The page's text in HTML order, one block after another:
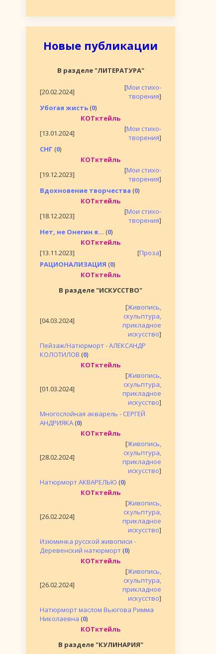
Новые публикации
В разделе "ЛИТЕРАТУРА"
[20.02.2024] [Мои стихо-
творения]
Убогая жисть (0)
КОТктейль
[13.01.2024]
[Мои стихо-
творения]
СНГ (0)
КОТктейль
[19.12.2023]
[Мои стихо-
творения]
Вдохновение творчества (0)
КОТктейль
[18.12.2023]
[Мои стихо-
творения]
Нет, не Онегин я... (0)
КОТктейль
[13.11.2023]
[Проза]
РАЦИОНАЛИЗАЦИЯ (0)
КОТктейль
В разделе "ИСКУССТВО"
[04.03.2024]
[Живопись,
скульптура,
прикладное
искусство]
Пейзаж/Натюрморт - АЛЕКСАНДР
КОЛОТИЛОВ (0)
КОТктейль
[01.03.2024]
[Живопись,
скульптура,
прикладное
искусство]
Многослойная акварель - СЕРГЕЙ
АНДРИЯКА (0)
КОТктейль
[28.02.2024]
[Живопись,
скульптура,
прикладное
искусство]
Натюрморт АКВАРЕЛЬЮ (0)
КОТктейль
[26.02.2024]
[Живопись,
скульптура,
прикладное
искусство]
Изюминка русской живописи -
Деревенский натюрморт (0)
КОТктейль
[26.02.2024]
[Живопись,
скульптура,
прикладное
искусство]
Натюрморт маслом Вьюгова Римма
Николаевна (0)
КОТктейль
В разделе "КУЛИНАРИЯ"